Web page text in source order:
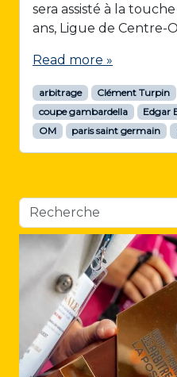
sera assisté à la
ans, Ligue de Centre-
Read more »
arbitrage Clément Turpin
coupe gambardella
Edgar
OM
paris saint germain